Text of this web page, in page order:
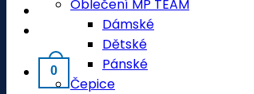
0
Oblečení MP TEAM
Dámské
Dětské
Pánské
Čepice